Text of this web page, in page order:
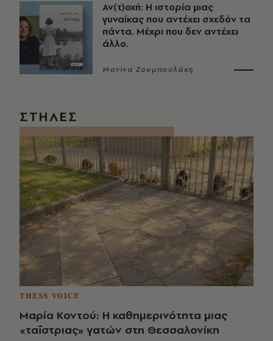
Αν(τ)οχή: Η ιστορία μιας
γυναίκας που αντέχει σχεδόν τα
πάντα. Μέχρι που δεν αντέχει
άλλο.
Μανίνα Ζουμπουλάκη
ΣΤΗΛΕΣ
THESS VOICE
Μαρία Κοντού: Η καθημερινότητα μιας
«ταΐστριας» γατών στη Θεσσαλονίκη